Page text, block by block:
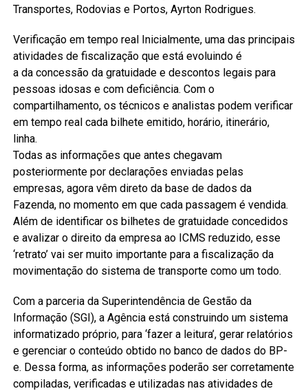
Transportes, Rodovias e Portos, Ayrton Rodrigues.
Verificação em tempo real Inicialmente, uma das principais
atividades de fiscalização que está evoluindo é
a da concessão da gratuidade e descontos legais para
pessoas idosas e com deficiência. Com o
compartilhamento, os técnicos e analistas podem verificar
em tempo real cada bilhete emitido, horário, itinerário,
linha.
Todas as informações que antes chegavam
posteriormente por declarações enviadas pelas
empresas, agora vêm direto da base de dados da
Fazenda, no momento em que cada passagem é vendida.
Além de identificar os bilhetes de gratuidade concedidos
e avalizar o direito da empresa ao ICMS reduzido, esse
‘retrato’ vai ser muito importante para a fiscalização da
movimentação do sistema de transporte como um todo.
Com a parceria da Superintendência de Gestão da
Informação (SGI), a Agência está construindo um sistema
informatizado próprio, para ‘fazer a leitura’, gerar relatórios
e gerenciar o conteúdo obtido no banco de dados do BP-
e. Dessa forma, as informações poderão ser corretamente
compiladas, verificadas e utilizadas nas atividades de